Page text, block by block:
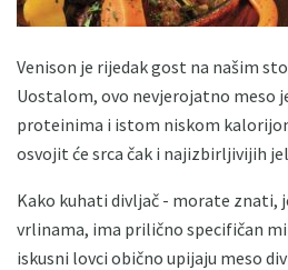
Venison je rijedak gost na našim
Uostalom, ovo nevjerojatno meso
proteinima i istom niskom
osvojit će srca čak i najizbirljivijih
Kako kuhati divljač - morate znati,
vrlinama, ima prilično specifičan
iskusni lovci obično upijaju meso